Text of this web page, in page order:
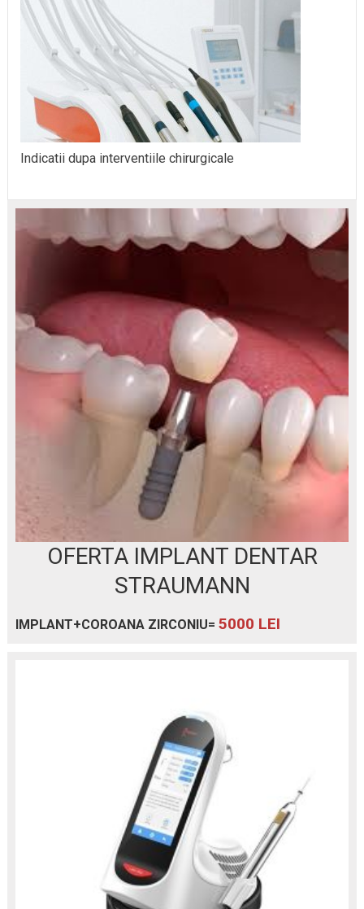
Indicatii dupa interventiile chirurgicale
OFERTA IMPLANT DENTAR
STRAUMANN
IMPLANT+COROANA ZIRCONIU= 5000 LEI